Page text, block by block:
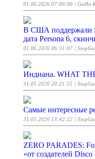
01.06.2026 07:00:00 |
В США поддержали
дата Persona 6,
01.06.2026 06:31:07 |
Индиана. WHAT
31.05.2026 20:21:55 |
Самые интересные
31.05.2026 13:42:22 |
ZERO PARADES:
«от создателей